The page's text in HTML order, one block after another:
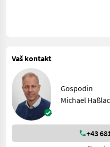
Vaš kontakt
Gospodin
Michael
+43